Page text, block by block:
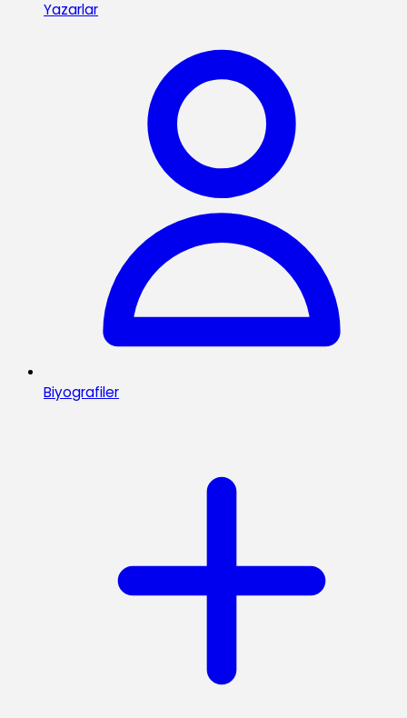
Yazarlar
Biyografiler